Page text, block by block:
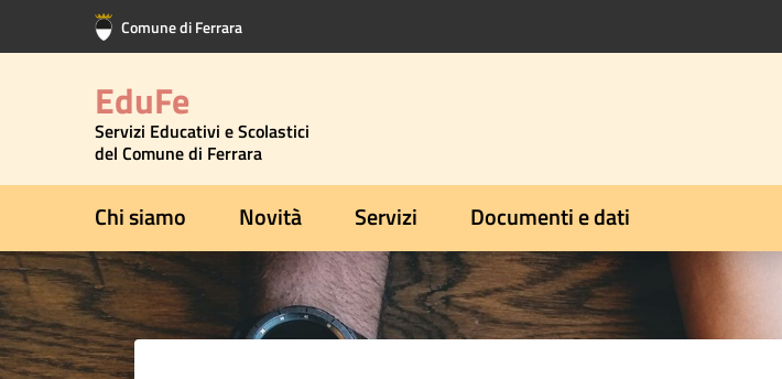
Vai al contenuto principale
Vai al footer Comune di Ferrara
EduFe
Servizi Educativi e Scolastici
del Comune di Ferrara
Chi siamo Novità Servizi Documenti e dati